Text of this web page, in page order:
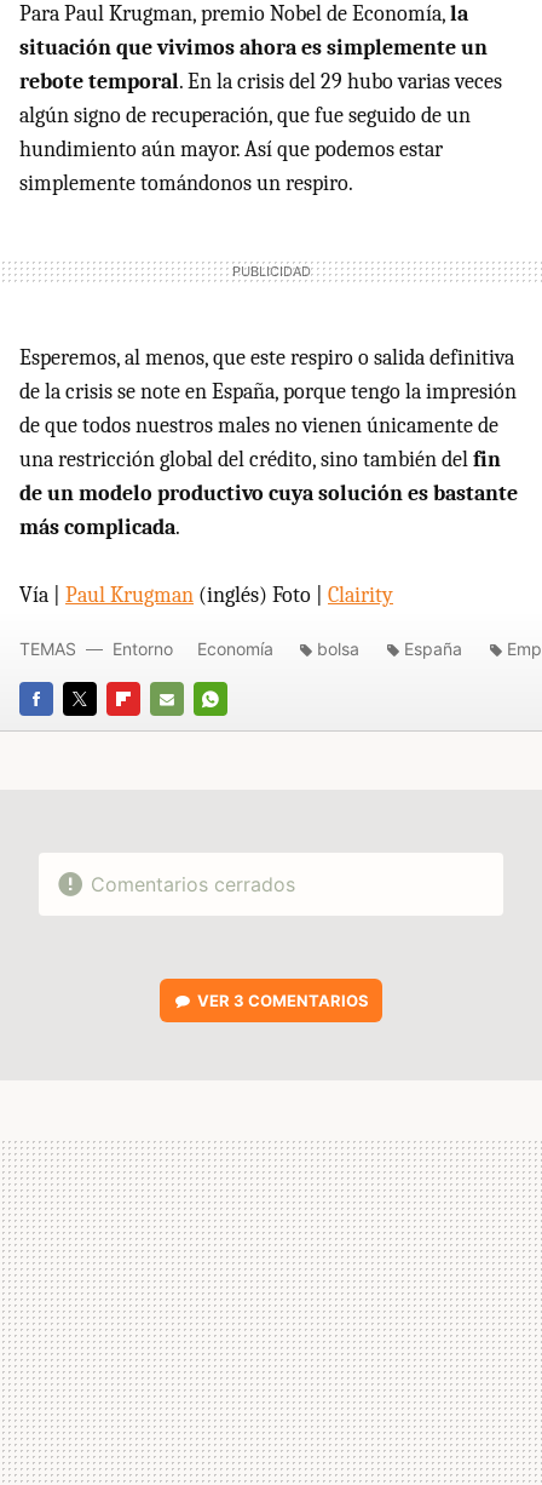
Para Paul Krugman, premio Nobel de Economía,la
situación que vivimos ahora es simplemente un
rebote temporal. En la crisis del 29 hubo varias veces
algún signo de recuperación, que fue seguido de un
hundimiento aún mayor. Así que podemos estar
simplemente tomándonos un respiro.
Esperemos, al menos, que este respiro o salida definitiva
de la crisis se note en España, porque tengo la impresión
de que todos nuestros males no vienen únicamente de
una restricción global del crédito, sino también delfin
de un modelo productivo cuya solución es bastante
más complicada.
Vía | Paul Krugman (inglés) Foto | Clairity
FACEBOOK
TWITTERFLIPBOARD
E-
WHATSAPP
TEMAS Entorno Economía bolsa España
Comentarios cerrados
VER 3 COMENTARIOS